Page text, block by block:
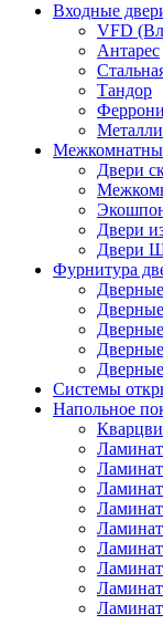
Входные
VFD
Антарес
Тандор
Феррони
Двери
Двери
Двери
Фурнитура
Системы
Напольное
Ламинат
Ламинат